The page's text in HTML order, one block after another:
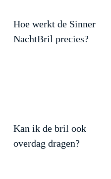
Hoe werkt de Sinner
NachtBril precies?
Kan ik de bril ook
overdag dragen?